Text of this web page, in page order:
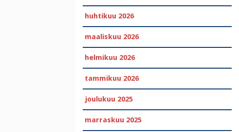
huhtikuu 2026
maaliskuu 2026
helmikuu 2026
tammikuu 2026
joulukuu 2025
marraskuu 2025